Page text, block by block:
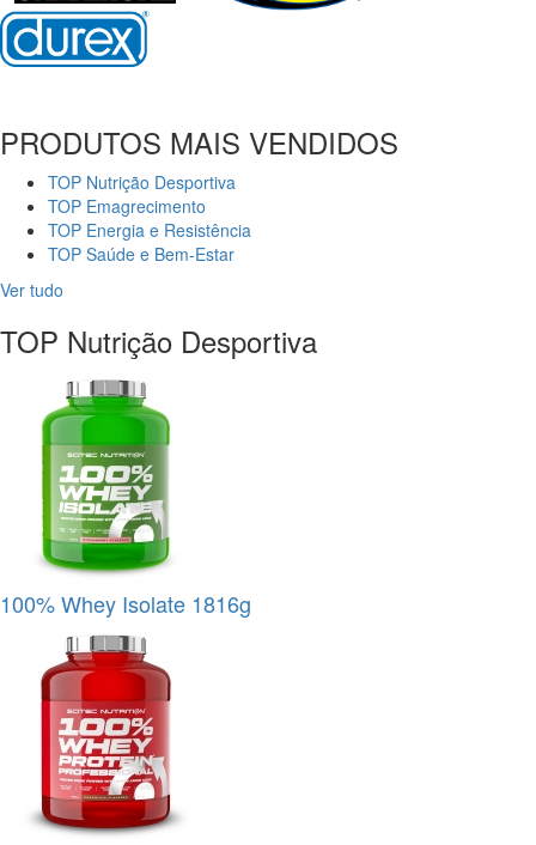
PRODUTOS MAIS VENDIDOS
TOP Nutrição Desportiva
TOP Emagrecimento
TOP Energia e Resistência
TOP Saúde e Bem-Estar
Ver tudo
TOP Nutrição Desportiva
100% Whey Isolate 1816g